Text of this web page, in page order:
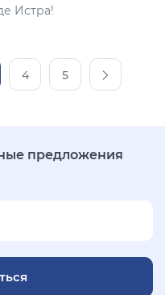
Истра!
4 5
предложения